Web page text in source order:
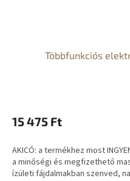
Többfunkciós
15 475 Ft
AKICÓ: a termékhez most
a minőségi és megfizethető
ízületi fájdalmakban szenved,